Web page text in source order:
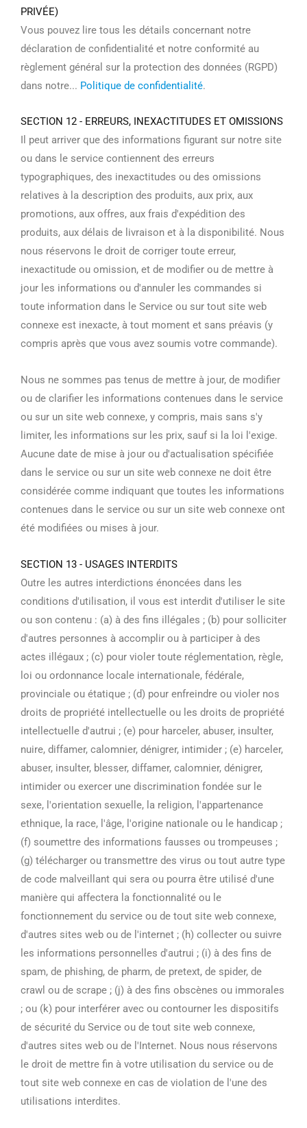
PRIVÉE)
Vous pouvez lire tous les détails concernant notre
déclaration de confidentialité et notre conformité au
règlement général sur la protection des données (RGPD)
dans notre... Politique de confidentialité.
SECTION 12 - ERREURS, INEXACTITUDES ET OMISSIONS
Il peut arriver que des informations figurant sur notre site
ou dans le service contiennent des erreurs
typographiques, des inexactitudes ou des omissions
relatives à la description des produits, aux prix, aux
promotions, aux offres, aux frais d'expédition des
produits, aux délais de livraison et à la disponibilité. Nous
nous réservons le droit de corriger toute erreur,
inexactitude ou omission, et de modifier ou de mettre à
jour les informations ou d'annuler les commandes si
toute information dans le Service ou sur tout site web
connexe est inexacte, à tout moment et sans préavis (y
compris après que vous avez soumis votre commande).
Nous ne sommes pas tenus de mettre à jour, de modifier
ou de clarifier les informations contenues dans le service
ou sur un site web connexe, y compris, mais sans s'y
limiter, les informations sur les prix, sauf si la loi l'exige.
Aucune date de mise à jour ou d'actualisation spécifiée
dans le service ou sur un site web connexe ne doit être
considérée comme indiquant que toutes les informations
contenues dans le service ou sur un site web connexe ont
été modifiées ou mises à jour.
SECTION 13 - USAGES INTERDITS
Outre les autres interdictions énoncées dans les
conditions d'utilisation, il vous est interdit d'utiliser le site
ou son contenu : (a) à des fins illégales ; (b) pour solliciter
d'autres personnes à accomplir ou à participer à des
actes illégaux ; (c) pour violer toute réglementation, règle,
loi ou ordonnance locale internationale, fédérale,
provinciale ou étatique ; (d) pour enfreindre ou violer nos
droits de propriété intellectuelle ou les droits de propriété
intellectuelle d'autrui ; (e) pour harceler, abuser, insulter,
nuire, diffamer, calomnier, dénigrer, intimider ; (e) harceler,
abuser, insulter, blesser, diffamer, calomnier, dénigrer,
intimider ou exercer une discrimination fondée sur le
sexe, l'orientation sexuelle, la religion, l'appartenance
ethnique, la race, l'âge, l'origine nationale ou le handicap ;
(f) soumettre des informations fausses ou trompeuses ;
(g) télécharger ou transmettre des virus ou tout autre type
de code malveillant qui sera ou pourra être utilisé d'une
manière qui affectera la fonctionnalité ou le
fonctionnement du service ou de tout site web connexe,
d'autres sites web ou de l'internet ; (h) collecter ou suivre
les informations personnelles d'autrui ; (i) à des fins de
spam, de phishing, de pharm, de pretext, de spider, de
crawl ou de scrape ; (j) à des fins obscènes ou immorales
; ou (k) pour interférer avec ou contourner les dispositifs
de sécurité du Service ou de tout site web connexe,
d'autres sites web ou de l'Internet. Nous nous réservons
le droit de mettre fin à votre utilisation du service ou de
tout site web connexe en cas de violation de l'une des
utilisations interdites.